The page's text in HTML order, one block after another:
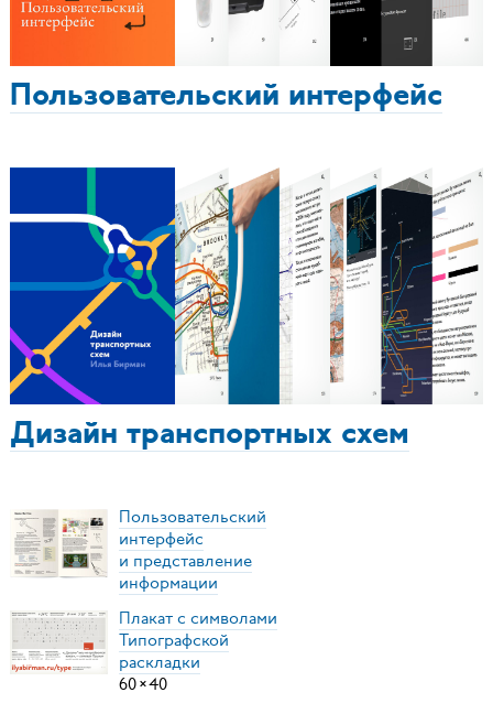
Пользовательский интерфейс
Дизайн транспортных схем
Пользовательский
интерфейс
и представление
информации
Плакат с символами
Типографской
раскладки
60×40